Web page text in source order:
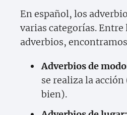
En español, los
varias categorías. Entre
adverbios,
Adverbios de
se realiza la
bien).